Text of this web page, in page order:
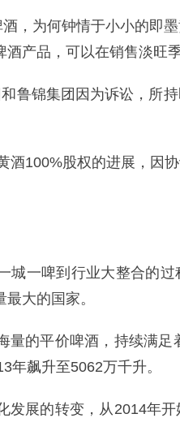
，为何钟情于小小的即
产品，可以在销售淡旺
鲁锦集团因为诉讼，所
酒100%股权的进展，因
城一啤到行业大整合的
大的国家。
量的平价啤酒，持续满
年飙升至5062万千升。
发展的转变，从2014年